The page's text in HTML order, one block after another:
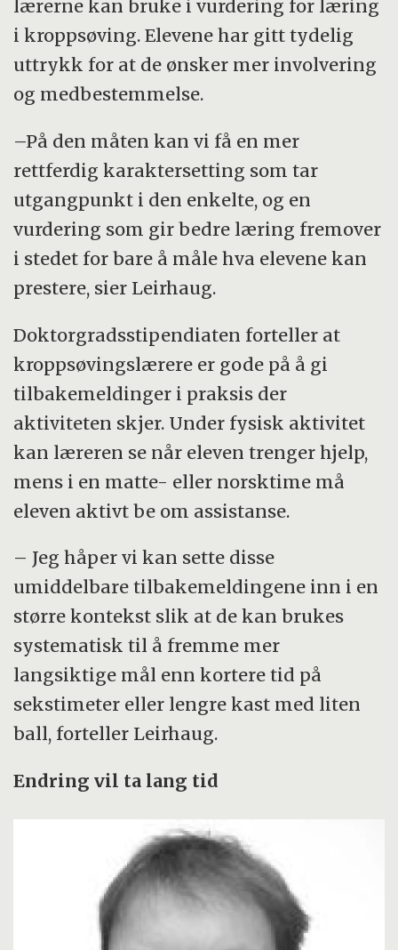
lærerne kan bruke i vurdering for læring
i kroppsøving. Elevene har gitt tydelig
uttrykk for at de ønsker mer involvering
og medbestemmelse.
–På den måten kan vi få en mer
rettferdig karaktersetting som tar
utgangpunkt i den enkelte, og en
vurdering som gir bedre læring fremover
i stedet for bare å måle hva elevene kan
prestere, sier Leirhaug.
Doktorgradsstipendiaten forteller at
kroppsøvingslærere er gode på å gi
tilbakemeldinger i praksis der
aktiviteten skjer. Under fysisk aktivitet
kan læreren se når eleven trenger hjelp,
mens i en matte- eller norsktime må
eleven aktivt be om assistanse.
– Jeg håper vi kan sette disse
umiddelbare tilbakemeldingene inn i en
større kontekst slik at de kan brukes
systematisk til å fremme mer
langsiktige mål enn kortere tid på
sekstimeter eller lengre kast med liten
ball, forteller Leirhaug.
Endring vil ta lang tid